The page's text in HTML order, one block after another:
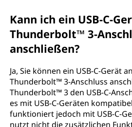
Kann ich ein USB-C-
Thunderbolt™ 3-
anschließen?
Ja, Sie können ein USB-C-Gerät
Thunderbolt™ 3-Anschluss
Thunderbolt™ 3 den USB-C-
es mit USB-C-Geräten
funktioniert jedoch mit USB-C-
nutzt nicht die zusätzlichen